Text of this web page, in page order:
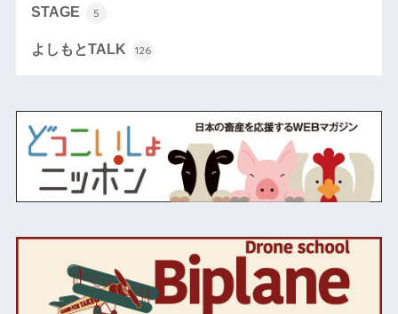
STAGE 5
よしもとTALK 126